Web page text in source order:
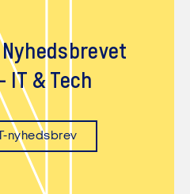
IT & Tech
nyhedsbrev